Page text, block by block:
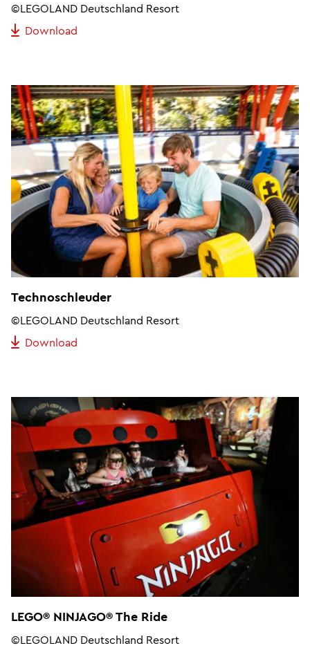
©LEGOLAND Deutschland Resort
Download
Technoschleuder
©LEGOLAND Deutschland Resort
Download
LEGO® NINJAGO® The Ride
©LEGOLAND Deutschland Resort